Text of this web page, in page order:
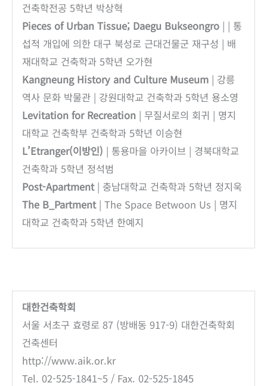
건축학전공 5학년 박상혁
Pieces of Urban Tissue; Daegu Bukseongro | | 통
섭적 개입에 의한 대구 북성로 근대건물군 재구성 | 배
재대학교 건축학과 5학년 오가현
Kangneung History and Culture Museum | 강릉
역사 문화 박물관 | 강원대학교 건축학과 5학년 용소영
Levitation for Recreation | 무질서로의 회귀 | 명지
대학교 건축학부 건축학과 5학년 이승현
L’Etranger(이방인) | 통용마을 아카이브 | 경북대학교
건축학과 5학년 정석범
Post-Apartment| 충남대학교 건축학과 5학년 정지욱
The B_Partment| The Space Betwoon Us | 명지
대학교 건축학과 5학년 한예지
대한건축학회
서울 서초구 효령로 87 (방배동 917-9) 대한건축학회
건축센터
http://www.aik.or.kr
Tel. 02-525-1841~5 / Fax. 02-525-1845